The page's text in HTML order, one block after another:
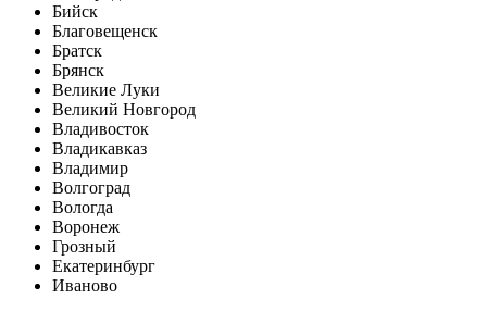
Бийск
Благовещенск
Братск
Брянск
Великие Луки
Великий Новгород
Владивосток
Владикавказ
Владимир
Волгоград
Вологда
Воронеж
Грозный
Екатеринбург
Иваново